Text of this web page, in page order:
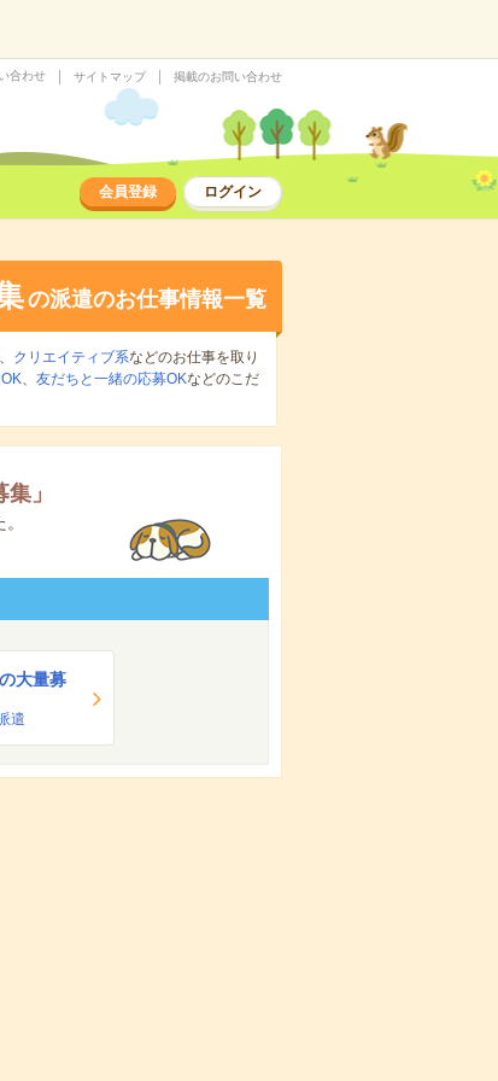
合わせ サイトマップ 掲載のお問い合わせ
会員登録 ログイン
の派遣のお仕事情報一覧
クリエイティブ系などのお仕事を取り
、 友だちと一緒の応募OKなどのこだ
集 」
大量募
遣